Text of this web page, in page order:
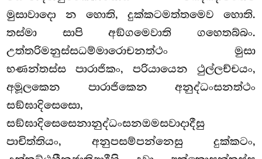
මුසාවාදො න හොති, දුක්කටමත්තමෙව හොති.
තස්මා සාපි අඞ්ගමෙවාති ගහෙතබ්බං.
උත්තරිමනුස්සධම්මාරොචනත්ථං මුසා
භණන්තස්ස පාරාජිකං, පරියායෙන ථුල්ලච්චයං,
අමූලකෙන පාරාජිකෙන අනුද්ධංසනත්ථං
සඞ්ඝාදිසෙසො,
සඞ්ඝාදිසෙසෙනානුද්ධංසනඔමසවාදාදීසු
පාචිත්තියං, අනුපසම්පන්නෙසු දුක්කටං,